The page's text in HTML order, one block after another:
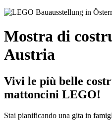
Mostra di
Austria
Vivi le più belle
mattoncini LEGO!
Stai pianificando una gita in